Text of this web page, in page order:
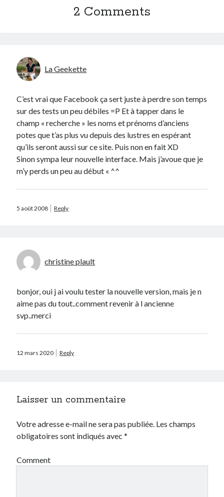
Comment récupérer le lien vers mon profil Telegram ?
Catégories
Développement
Domotique
eCommerce
Fail
Geek
Humour
Internet
lyon
Perso
Politique
Séries
Sport
Twitter
Archives
octobre 2025
janvier 2018
2 Comments
La Geekette
C’est vrai que Facebook ça sert juste à perdre son temps
sur des tests un peu débiles =P Et à tapper dans le
champ « recherche » les noms et prénoms d’anciens
potes que t’as plus vu depuis des lustres en espérant
qu’ils seront aussi sur ce site. Puis non en fait XD
Sinon sympa leur nouvelle interface. Mais j’avoue que je
m’y perds un peu au début « ^^
5 août 2008 Reply
christine plault
bonjor, oui j ai voulu tester la nouvelle version, mais je n
aime pas du tout..comment revenir à l ancienne
svp..merci
12 mars 2020 Reply
Laisser un commentaire
Votre adresse e-mail ne sera pas publiée. Les champs
obligatoires sont indiqués avec*
Comment